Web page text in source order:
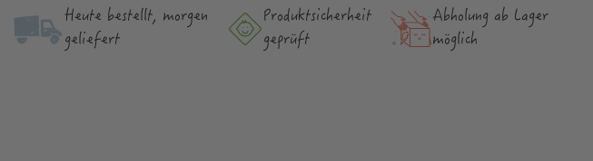
Heute bestellt, morgen
geliefert
Produktsicher­heit
geprüft
Abholung ab Lager
möglich